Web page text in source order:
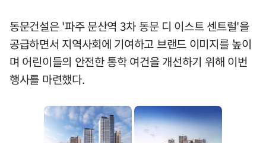
동문건설은 '파주 문산역 3차 동문 디 이스트 센트럴'을
공급하면서 지역사회에 기여하고 브랜드 이미지를 높이
며 어린이들의 안전한 통학 여건을 개선하기 위해 이번
행사를 마련했다.